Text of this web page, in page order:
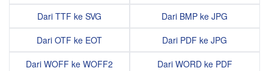
Dari TTF ke SVG
Dari OTF ke EOT
Dari WOFF ke WOFF2
Dari BMP ke JPG
Dari PDF ke JPG
Dari WORD ke PDF